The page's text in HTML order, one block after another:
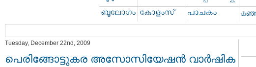
Tuesday, December 22nd, 2009
പെരിങ്ങോട്ടുകര അസോസിയേഷന്‍ വാര്‍ഷിക